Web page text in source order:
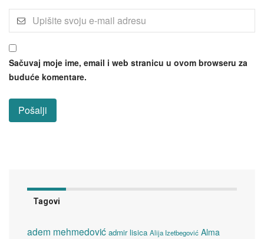
Sačuvaj moje ime, email i web stranicu u ovom browseru za
buduće komentare.
Tagovi
adem mehmedović admir lisica Alija Izetbegović Alma